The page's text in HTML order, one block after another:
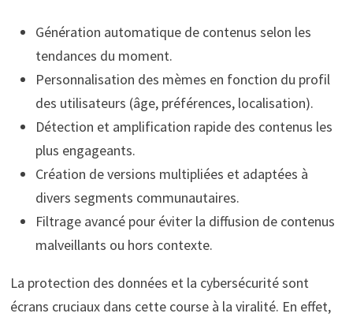
Génération automatique de contenus selon les
tendances du moment.
Personnalisation des mèmes en fonction du profil
des utilisateurs (âge, préférences, localisation).
Détection et amplification rapide des contenus les
plus engageants.
Création de versions multipliées et adaptées à
divers segments communautaires.
Filtrage avancé pour éviter la diffusion de contenus
malveillants ou hors contexte.
La protection des données et la cybersécurité sont
écrans cruciaux dans cette course à la viralité. En effet,